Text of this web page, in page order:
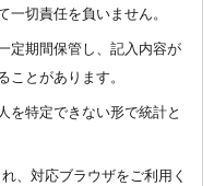
切責任を負いません。
定期間保管し、記入内容が
ことがあります。
を特定できない形で統計と
、対応ブラウザをご利用く